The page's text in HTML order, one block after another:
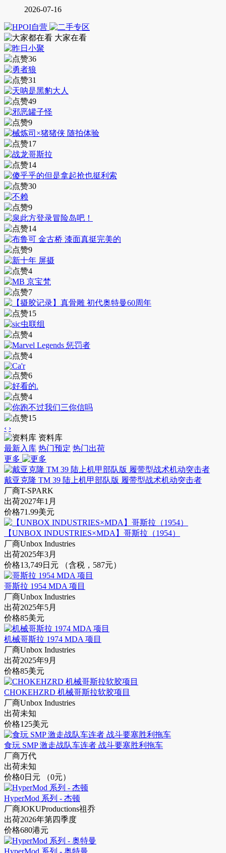
2026-07-16
大家在看
36
31
49
9
17
14
30
9
14
9
4
7
15
4
4
6
4
15
‹ ›
资料库
最新入库 热门预定 热门出荷
更多
戴亚克隆 TM 39 陆上机甲部队版 履带型战术机动突击者
厂商T-SPARK
出荷2027年1月
价格71.99美元
【UNBOX INDUSTRIES×MDA】哥斯拉（1954）
厂商Unbox Industries
出荷2025年3月
价格13,749日元 （含税，587元）
哥斯拉 1954 MDA 项目
厂商Unbox Industries
出荷2025年5月
价格85美元
机械哥斯拉 1974 MDA 项目
厂商Unbox Industries
出荷2025年9月
价格85美元
CHOKEHZRD 机械哥斯拉软胶项目
厂商Unbox Industries
出荷未知
价格125美元
食玩 SMP 激走战队车连者 战斗要塞胜利拖车
厂商万代
出荷未知
价格0日元 （0元）
HyperMod 系列 - 杰顿
厂商JOKUProductions祖乔
出荷2026年第四季度
价格680港元